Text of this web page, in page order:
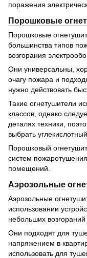
поражения
Порошковые
Порошковые
большинства типов
возгорания
Они универсальны,
очагу пожара и
нужно действовать
Такие огнетушители
классов, однако
деталях техники,
выбрать
Порошковый
систем
помещений.
Аэрозольные
Аэрозольные
использовании
небольших
Они подходят для
напряжением в
использовать для